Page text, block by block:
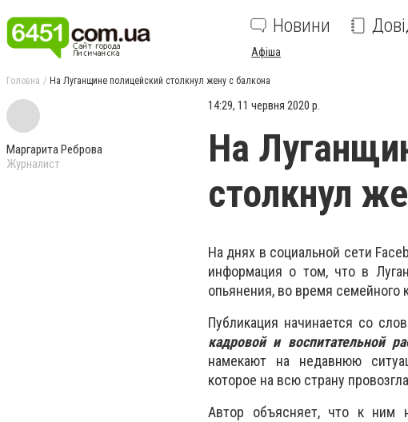
Новини
Афіша
Головна На Луганщине полицейский столкнул жену с балкона
Маргарита Реброва
Журналист
14:29, 11 червня 2020 р.
На
столкнул
На днях в социальной сети
информация о том, что в
опьянения, во время семейного
Публикация начинается со
кадровой и воспитательной
намекают на недавнюю
которое на всю страну
Автор объясняет, что к ним